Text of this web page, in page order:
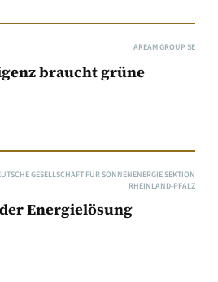
AREAM GROUP SE
braucht grüne
GESELLSCHAFT FÜR SONNENENERGIE SEKTION
RHEINLAND-PFALZ
Energielösung